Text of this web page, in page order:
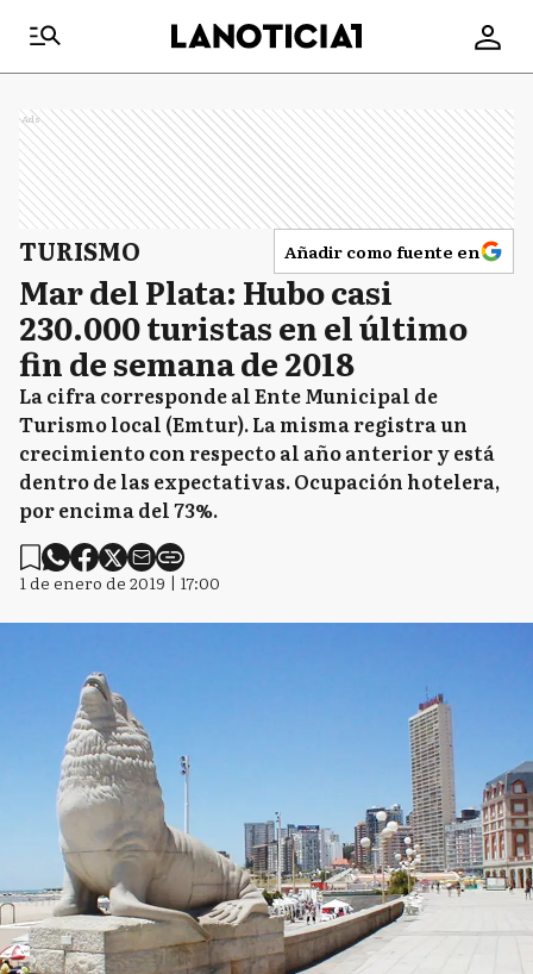
Ads
TURISMO Añadir como fuente en
Mar del Plata: Hubo casi
230.000 turistas en el último
fin de semana de 2018
La cifra corresponde al Ente Municipal de
Turismo local (Emtur). La misma registra un
crecimiento con respecto al año anterior y está
dentro de las expectativas. Ocupación hotelera,
por encima del 73%.
1 de enero de 2019 | 17:00